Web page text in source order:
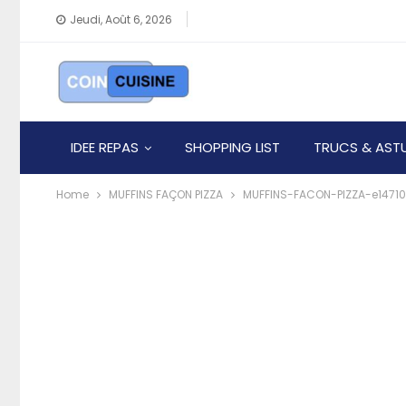
Jeudi, Août 6, 2026
IDEE REPAS SHOPPING LIST TRUCS &
Home MUFFINS FAÇON PIZZA MUFFINS-FACON-PIZZA-